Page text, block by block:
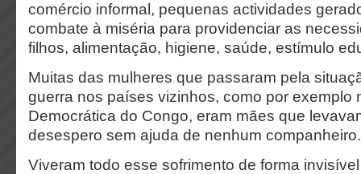
comércio informal, pequenas actividades
combate à miséria para providenciar as
filhos, alimentação, higiene, saúde, estímulo
Muitas das mulheres que passaram pela
guerra nos países vizinhos, como por exemplo
Democrática do Congo, eram mães que
desespero sem ajuda de nenhum
Viveram todo esse sofrimento de forma